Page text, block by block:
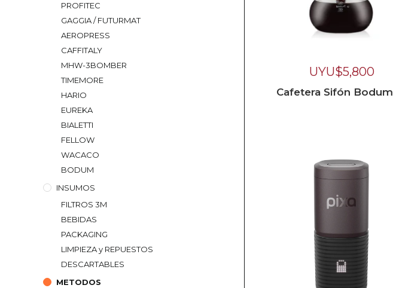
UYU$5,800
Cafetera Sifón Bodum
PROFITEC
GAGGIA / FUTURMAT
AEROPRESS
CAFFITALY
MHW-3BOMBER
TIMEMORE
HARIO
EUREKA
BIALETTI
FELLOW
WACACO
BODUM
INSUMOS
FILTROS 3M
BEBIDAS
PACKAGING
LIMPIEZA y REPUESTOS
DESCARTABLES
METODOS